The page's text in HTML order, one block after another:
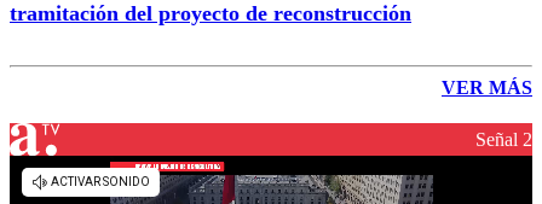
tramitación del proyecto de reconstrucción
VER MÁS
Señal 2